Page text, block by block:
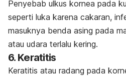
Penyebab ulkus kornea pada
seperti luka karena cakaran,
masuknya benda asing pada
atau udara terlalu kering.
6. Keratitis
Keratitis atau radang pada